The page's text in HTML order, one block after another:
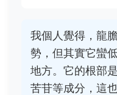
我個人覺得，龍
勢，但其實它蠻
地方。它的根部
苦苷等成分，這